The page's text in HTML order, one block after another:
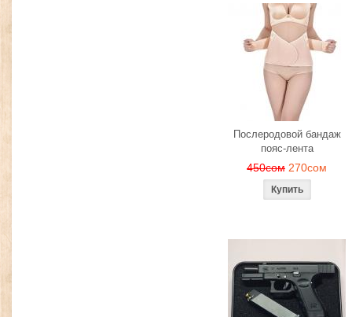
Послеродовой бандаж
пояс-лента
450сом 270сом